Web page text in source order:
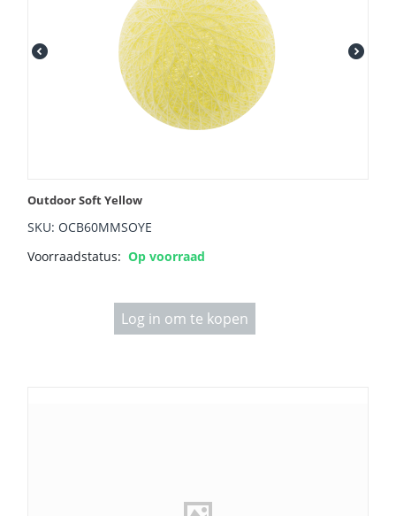
Outdoor Soft Yellow
SKU: OCB60MMSOYE
Voorraadstatus: Op voorraad
Log in om te kopen